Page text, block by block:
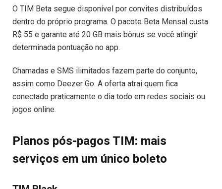
O TIM Beta segue disponível por convites distribuídos
dentro do próprio programa. O pacote Beta Mensal custa
R$ 55 e garante até 20 GB mais bônus se você atingir
determinada pontuação no app.
Chamadas e SMS ilimitados fazem parte do conjunto,
assim como Deezer Go. A oferta atrai quem fica
conectado praticamente o dia todo em redes sociais ou
jogos online.
Planos pós-pagos TIM: mais
serviços em um único boleto